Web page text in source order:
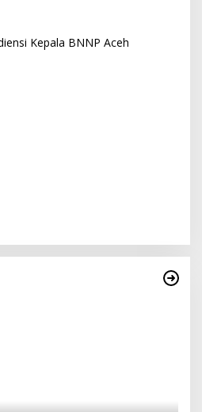
Kepala BNNP Aceh